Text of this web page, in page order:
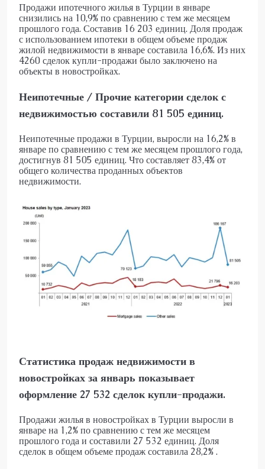
Продажи ипотечного жилья в Турции в январе
снизились на 10,9% по сравнению с тем же месяцем
прошлого года. Составив 16 203 единиц. Доля продаж
с использованием ипотеки в общем объеме продаж
жилой недвижимости в январе составила 16,6%. Из них
4260 сделок купли-продажи было заключено на
объекты в новостройках.
Неипотечные / Прочие категории сделок с
недвижимостью составили 81 505 единиц.
Неипотечные продажи в Турции, выросли на 16,2% в
январе по сравнению с тем же месяцем прошлого года,
достигнув 81 505 единиц. Что составляет 83,4% от
общего количества проданных объектов
недвижимости.
Статистика продаж недвижимости в
новостройках за январь показывает
оформление 27 532 сделок купли-продажи.
Продажи жилья в новостройках в Турции выросли в
январе на 1,2% по сравнению с тем же месяцем
прошлого года и составили 27 532 единиц. Доля
сделок в общем объеме продаж составила 28,2% .